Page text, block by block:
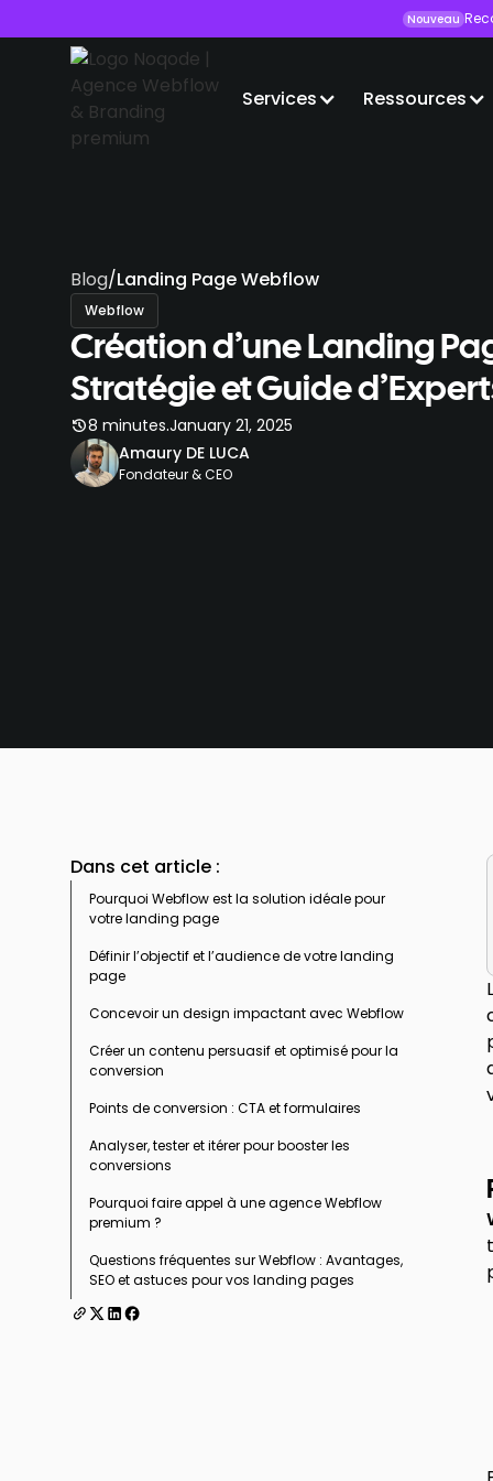
Nouveau
Services Ressources
Blog/Landing Page Webflow
Webflow
Création d’une Landing
Stratégie et Guide
8 minutes.January 21, 2025
Amaury DE LUCA
Fondateur & CEO
Dans cet article :
Pourquoi Webflow est la solution idéale pour
votre landing page
Définir l’objectif et l’audience de votre landing
page
Concevoir un design impactant avec Webflow
Organiser la structure
Créer un contenu persuasif et optimisé pour la
conversion
Le copywriting qui fait la différence
Optimisation SEO : ne négligez pas
l’organique
Points de conversion : CTA et formulaires
Call-To-Action (CTA) clair et visible
Analyser, tester et itérer pour booster les
conversions
Pourquoi faire appel à une agence Webflow
premium ?
Questions fréquentes sur Webflow : Avantages,
SEO et astuces pour vos landing pages
Quels sont les avantages d'utiliser Webflow